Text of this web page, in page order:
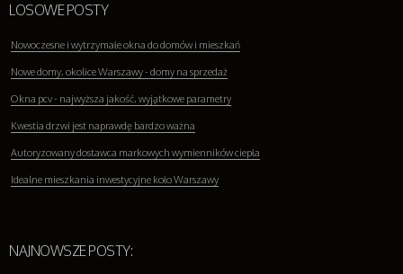
LOSOWE POSTY
Nowoczesne i wytrzymałe okna do domów i mieszkań
Nowe domy, okolice Warszawy - domy na sprzedaż
Okna pcv - najwyższa jakość, wyjątkowe parametry
Kwestia drzwi jest naprawdę bardzo ważna
Autoryzowany dostawca markowych wymienników ciepła
Idealne mieszkania inwestycyjne koło Warszawy
NAJNOWSZE POSTY: